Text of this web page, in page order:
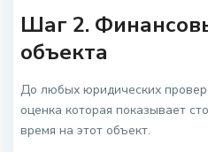
Шаг 2.
объекта
До любых юридических
оценка которая показывает
время на этот объект.